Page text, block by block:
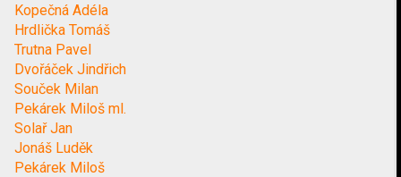
Kopečná Adéla
Hrdlička Tomáš
Trutna Pavel
Dvořáček Jindřich
Souček Milan
Pekárek Miloš ml.
Solař Jan
Jonáš Luděk
Pekárek Miloš